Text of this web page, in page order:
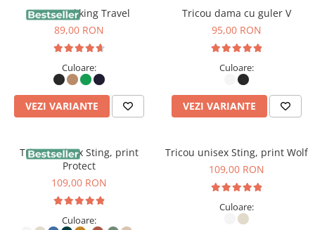
Sapca Trekking Travel
89,00 RON
Culoare:
VEZI VARIANTE
Tricou dama cu guler V
95,00 RON
Culoare:
VEZI VARIANTE
Tricou unisex Sting, print
Protect
109,00 RON
Culoare:
Tricou unisex Sting, print Wolf
109,00 RON
Culoare: